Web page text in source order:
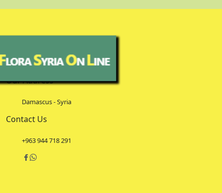
Our Address
Damascus - Syria
Contact Us
+963 944 718 291